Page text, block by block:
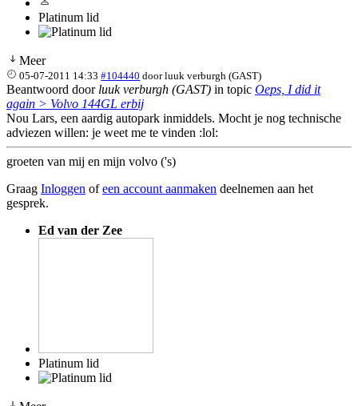
Platinum lid
Meer
05-07-2011 14:33 #104440 doorluuk verburgh (GAST)
Beantwoord door luuk verburgh (GAST) in topic Oeps, I did it
again > Volvo 144GL erbij
Nou Lars, een aardig autopark inmiddels. Mocht je nog technische
adviezen willen: je weet me te vinden :lol:
groeten van mij en mijn volvo ('s)
Graag Inloggen ofeen account aanmaken deelnemen aan het
gesprek.
Ed van der Zee
Platinum lid